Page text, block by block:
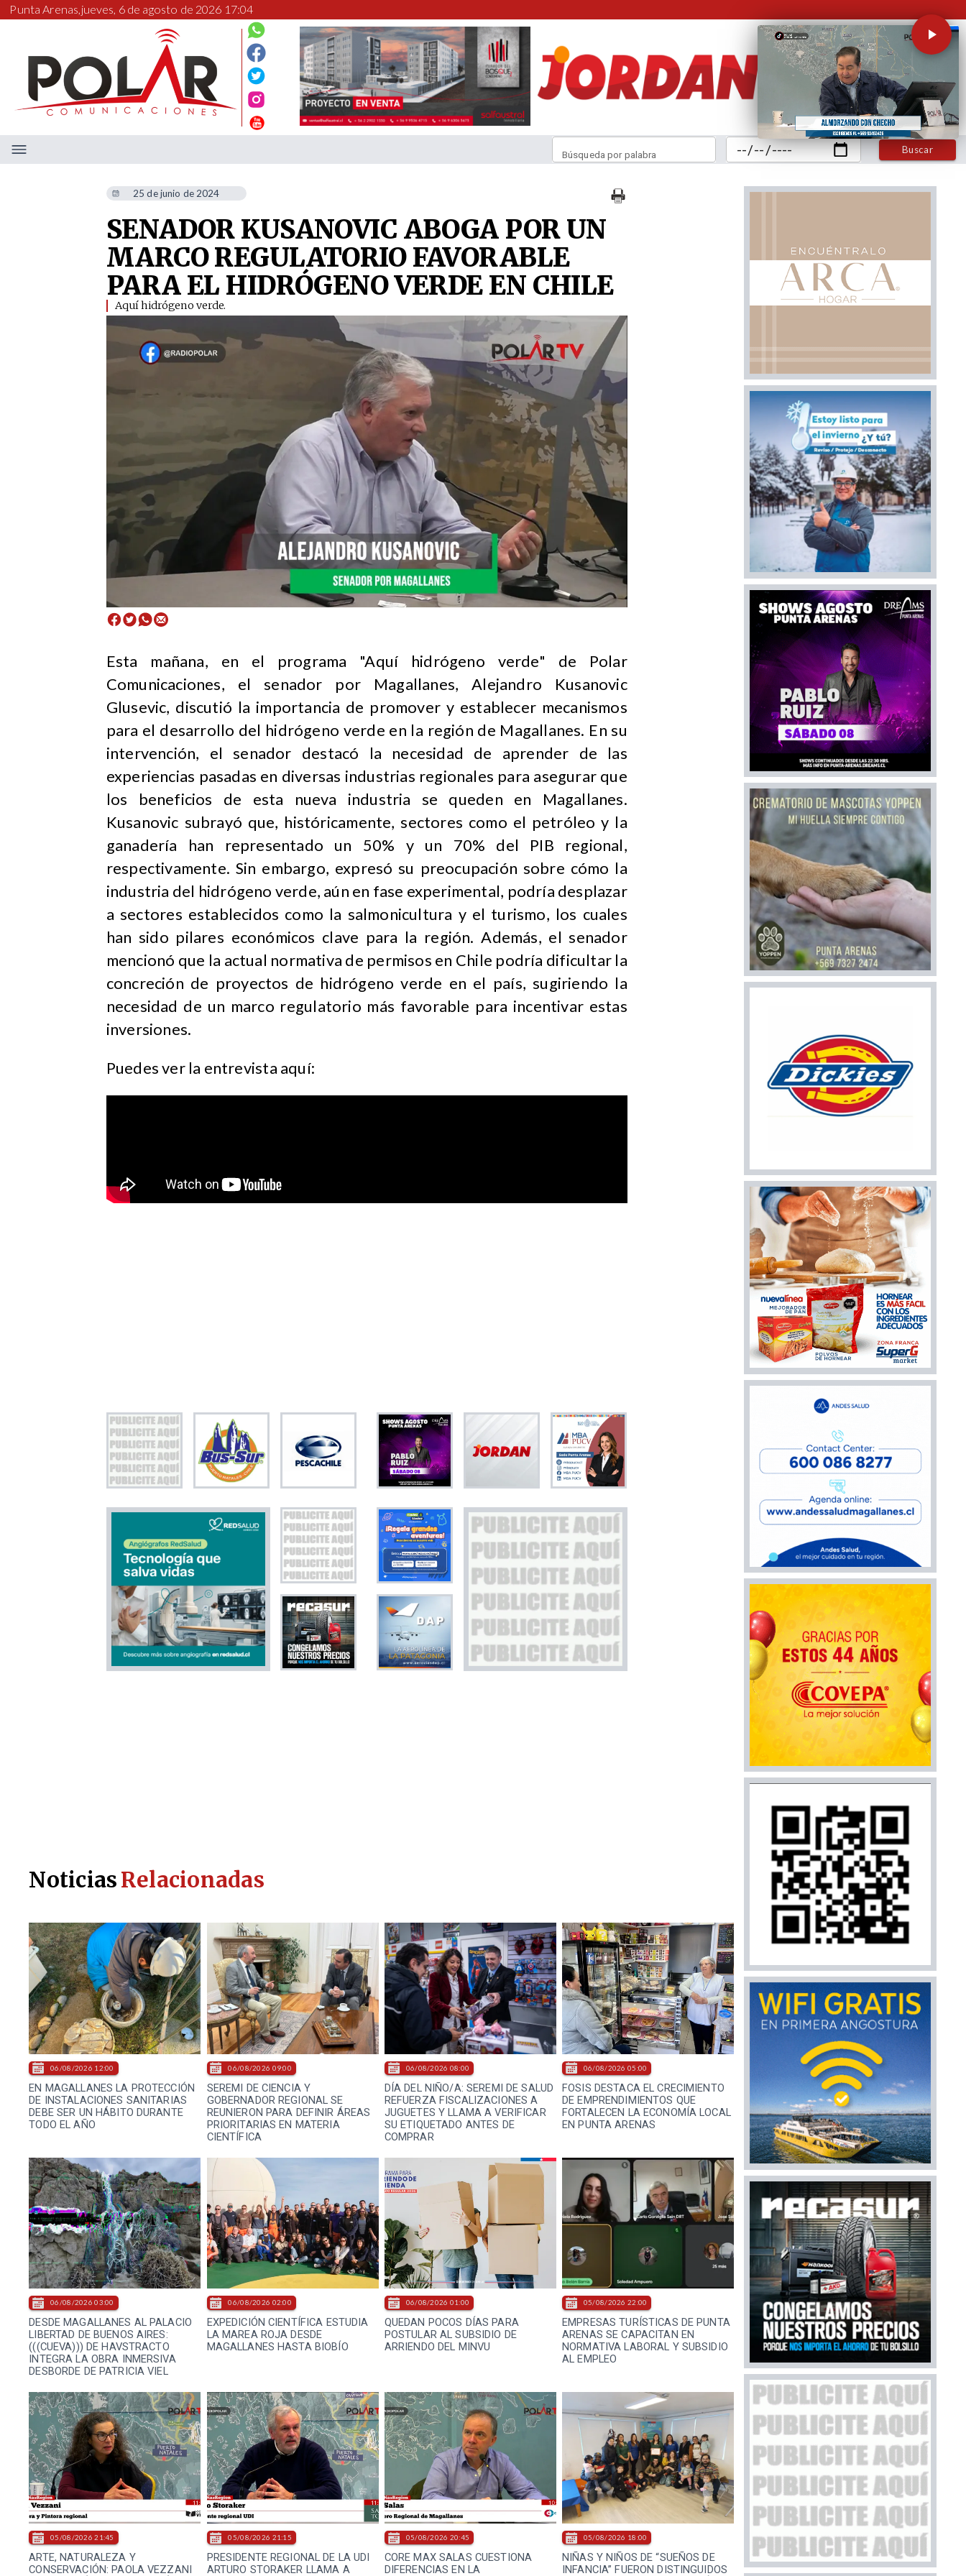
Punta Arenas,jueves, 6 de agosto de 2026 17:04
Buscar
Búsqueda por palabra
25 de junio de 2024
SENADOR KUSANOVIC ABOGA POR UN
MARCO REGULATORIO FAVORABLE
PARA EL HIDRÓGENO VERDE EN CHILE
Aquí hidrógeno verde.
​Esta mañana, en el programa "Aquí hidrógeno verde" de Polar
Comunicaciones, el senador por Magallanes, Alejandro Kusanovic
Glusevic, discutió la importancia de promover y establecer mecanismos
para el desarrollo del hidrógeno verde en la región de Magallanes. En su
intervención, el senador destacó la necesidad de aprender de las
experiencias pasadas en diversas industrias regionales para asegurar que
los beneficios de esta nueva industria se queden en Magallanes.
Kusanovic subrayó que, históricamente, sectores como el petróleo y la
ganadería han representado un 50% y un 70% del PIB regional,
respectivamente. Sin embargo, expresó su preocupación sobre cómo la
industria del hidrógeno verde, aún en fase experimental, podría desplazar
a sectores establecidos como la salmonicultura y el turismo, los cuales
han sido pilares económicos clave para la región. Además, el senador
mencionó que la actual normativa de permisos en Chile podría dificultar la
concreción de proyectos de hidrógeno verde en el país, sugiriendo la
necesidad de un marco regulatorio más favorable para incentivar estas
inversiones.
Puedes ver la entrevista aquí:
EN MAGALLANES LA PROTECCIÓN
DE INSTALACIONES SANITARIAS
DEBE SER UN HÁBITO DURANTE
TODO EL AÑO
06/08/2026 12:00
SEREMI DE CIENCIA Y
GOBERNADOR REGIONAL SE
REUNIERON PARA DEFINIR ÁREAS
PRIORITARIAS EN MATERIA
CIENTÍFICA
06/08/2026 09:00
DÍA DEL NIÑO/A: SEREMI DE SALUD
REFUERZA FISCALIZACIONES A
JUGUETES Y LLAMA A VERIFICAR
SU ETIQUETADO ANTES DE
COMPRAR
06/08/2026 08:00
FOSIS DESTACA EL CRECIMIENTO
DE EMPRENDIMIENTOS QUE
FORTALECEN LA ECONOMÍA LOCAL
EN PUNTA ARENAS
06/08/2026 05:00
DESDE MAGALLANES AL PALACIO
LIBERTAD DE BUENOS AIRES:
(((CUEVA))) DE HAVSTRACTO
INTEGRA LA OBRA INMERSIVA
DESBORDE DE PATRICIA VIEL
06/08/2026 03:00
EXPEDICIÓN CIENTÍFICA ESTUDIA
LA MAREA ROJA DESDE
MAGALLANES HASTA BIOBÍO
06/08/2026 02:00
QUEDAN POCOS DÍAS PARA
POSTULAR AL SUBSIDIO DE
ARRIENDO DEL MINVU
06/08/2026 01:00
EMPRESAS TURÍSTICAS DE PUNTA
ARENAS SE CAPACITAN EN
NORMATIVA LABORAL Y SUBSIDIO
AL EMPLEO
05/08/2026 22:00
ARTE, NATURALEZA Y
CONSERVACIÓN: PAOLA VEZZANI
05/08/2026 21:45
PRESIDENTE REGIONAL DE LA UDI
ARTURO STORAKER LLAMA A
05/08/2026 21:15
CORE MAX SALAS CUESTIONA
DIFERENCIAS EN LA
05/08/2026 20:45
NIÑAS Y NIÑOS DE “SUEÑOS DE
INFANCIA” FUERON DISTINGUIDOS
05/08/2026 18:00
NoticiasRelacionadas